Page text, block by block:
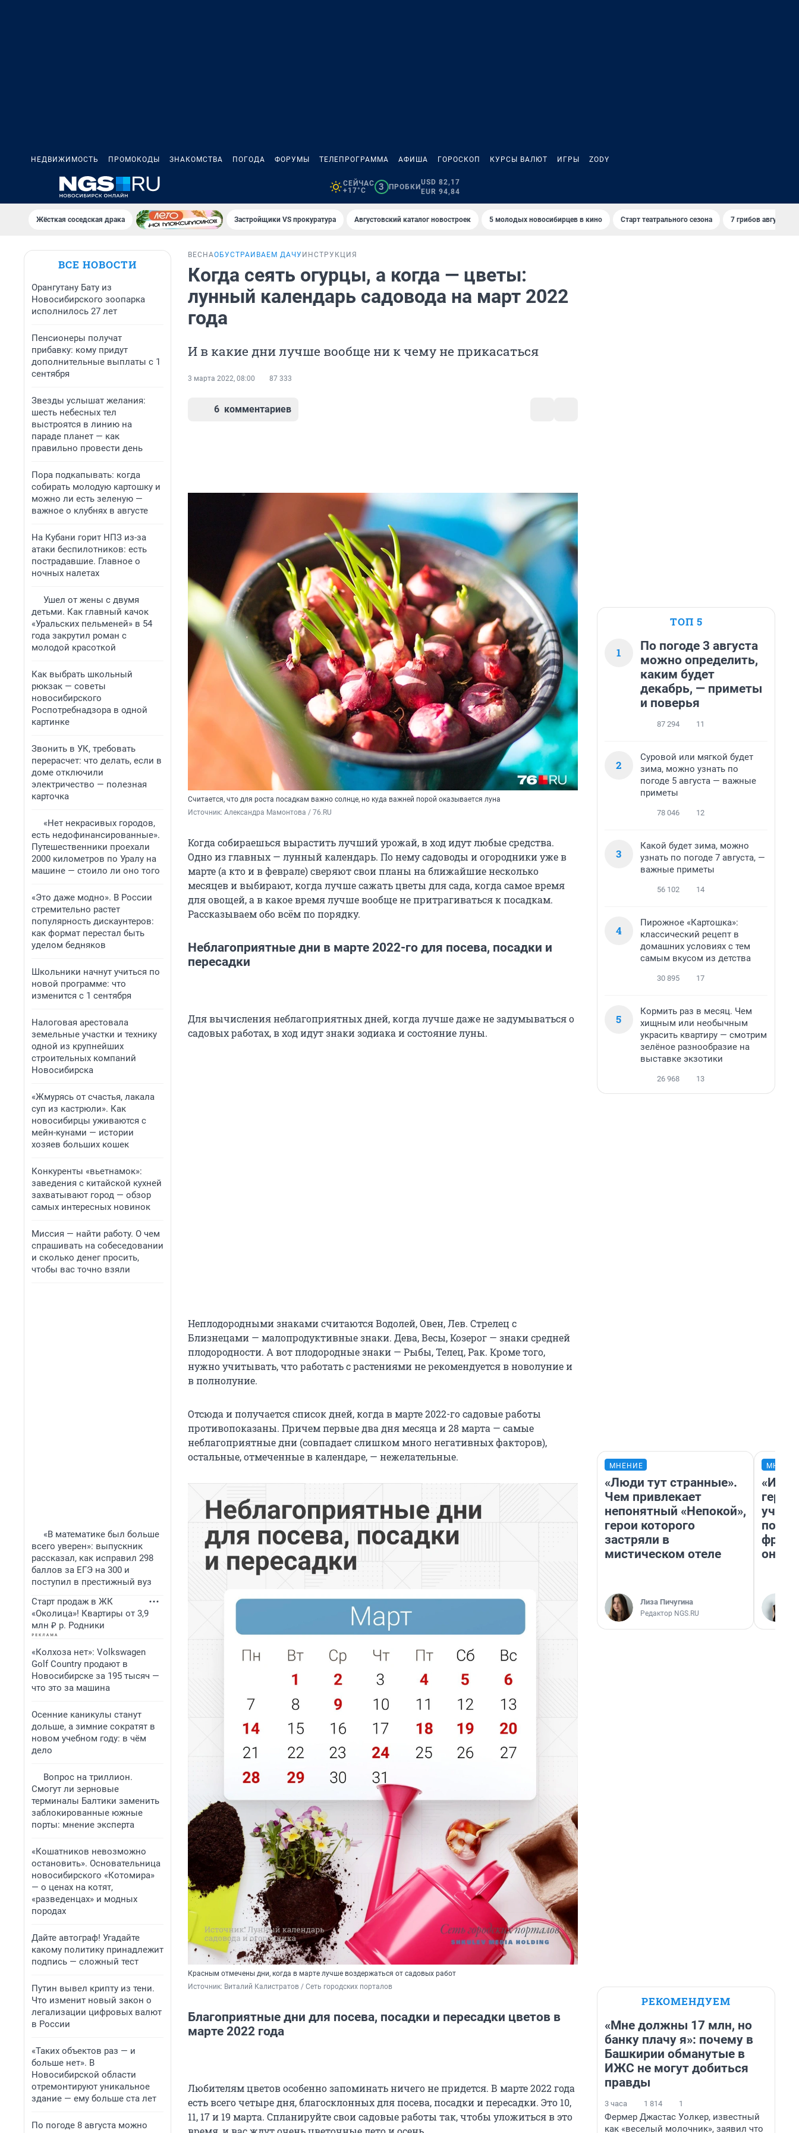
НЕДВИЖИМОСТЬ ПРОМОКОДЫ ЗНАКОМСТВА ПОГОДА ФОРУМЫ ТЕЛЕПРОГРАММА АФИША ГОРОСКОП КУРСЫ ВАЛЮТ ИГРЫ ZODY
СЕЙЧАС
+17°C
3 ПРОБКИ
USD 82,17
EUR 94,84
Жёсткая соседская драка Застройщики VS прокуратура Августовский каталог новостроек 5 молодых новосибирцев в кино Старт театрального сезона 7 грибов августа
ВСЕ НОВОСТИ
Орангутану Бату из
Новосибирского зоопарка
исполнилось 27 лет
Пенсионеры получат
прибавку: кому придут
дополнительные выплаты с 1
сентября
Звезды услышат желания:
шесть небесных тел
выстроятся в линию на
параде планет — как
правильно провести день
Пора подкапывать: когда
собирать молодую картошку и
можно ли есть зеленую —
важное о клубнях в августе
На Кубани горит НПЗ из-за
атаки беспилотников: есть
пострадавшие. Главное о
ночных налетах
Ушел от жены с двумя
детьми. Как главный качок
«Уральских пельменей» в 54
года закрутил роман с
молодой красоткой
Как выбрать школьный
рюкзак — советы
новосибирского
Роспотребнадзора в одной
картинке
Звонить в УК, требовать
перерасчет: что делать, если в
доме отключили
электричество — полезная
карточка
«Нет некрасивых городов,
есть недофинансированные».
Путешественники проехали
2000 километров по Уралу на
машине — стоило ли оно того
«Это даже модно». В России
стремительно растет
популярность дискаунтеров:
как формат перестал быть
уделом бедняков
Школьники начнут учиться по
новой программе: что
изменится с 1 сентября
Налоговая арестовала
земельные участки и технику
одной из крупнейших
строительных компаний
Новосибирска
«Жмурясь от счастья, лакала
суп из кастрюли». Как
новосибирцы уживаются с
мейн-кунами — истории
хозяев больших кошек
Конкуренты «вьетнамок»:
заведения с китайской кухней
захватывают город — обзор
самых интересных новинок
Миссия — найти работу. О чем
спрашивать на собеседовании
и сколько денег просить,
чтобы вас точно взяли
«В математике был больше
всего уверен»: выпускник
рассказал, как исправил 298
баллов за ЕГЭ на 300 и
поступил в престижный вуз
Старт продаж в ЖК
«Околица»! Квартиры от 3,9
млн ₽ р. Родники
«Колхоза нет»: Volkswagen
Golf Сountry продают в
Новосибирске за 195 тысяч —
что это за машина
Осенние каникулы станут
дольше, а зимние сократят в
новом учебном году: в чём
дело
Вопрос на триллион.
Смогут ли зерновые
терминалы Балтики заменить
заблокированные южные
порты: мнение эксперта
«Кошатников невозможно
остановить». Основательница
новосибирского «Котомира»
— о ценах на котят,
«разведенцах» и модных
породах
Дайте автограф! Угадайте
какому политику принадлежит
подпись — сложный тест
Путин вывел крипту из тени.
Что изменит новый закон о
легализации цифровых валют
в России
«Таких объектов раз — и
больше нет». В
Новосибирской области
отремонтируют уникальное
здание — ему больше ста лет
По погоде 8 августа можно
ВЕСНАОБУСТРАИВАЕМ ДАЧУ ИНСТРУКЦИЯ
Когда сеять огурцы, а когда — цветы:
лунный календарь садовода на март 2022
года
И в какие дни лучше вообще ни к чему не прикасаться
3 марта 2022, 08:00 87 333
6 комментариев
Считается, что для роста посадкам важно солнце, но куда важней порой оказывается луна
Источник: Александра Мамонтова / 76.RU
Когда собираешься вырастить лучший урожай, в ход идут любые средства.
Одно из главных — лунный календарь. По нему садоводы и огородники уже в
марте (а кто и в феврале) сверяют свои планы на ближайшие несколько
месяцев и выбирают, когда лучше сажать цветы для сада, когда самое время
для овощей, а в какое время лучше вообще не притрагиваться к посадкам.
Рассказываем обо всём по порядку.
Неблагоприятные дни в марте 2022-го для посева, посадки и
пересадки
Для вычисления неблагоприятных дней, когда лучше даже не задумываться о
садовых работах, в ход идут знаки зодиака и состояние луны.
Неплодородными знаками считаются Водолей, Овен, Лев. Стрелец с
Близнецами — малопродуктивные знаки. Дева, Весы, Козерог — знаки средней
плодородности. А вот плодородные знаки — Рыбы, Телец, Рак. Кроме того,
нужно учитывать, что работать с растениями не рекомендуется в новолуние и
в полнолуние.
Отсюда и получается список дней, когда в марте 2022-го садовые работы
противопоказаны. Причем первые два дня месяца и 28 марта — самые
неблагоприятные дни (совпадает слишком много негативных факторов),
остальные, отмеченные в календаре, — нежелательные.
Красным отмечены дни, когда в марте лучше воздержаться от садовых работ
Источник: Виталий Калистратов / Сеть городских порталов
Благоприятные дни для посева, посадки и пересадки цветов в
марте 2022 года
Любителям цветов особенно запоминать ничего не придется. В марте 2022 года
есть всего четыре дня, благосклонных для посева, посадки и пересадки. Это 10,
11, 17 и 19 марта. Спланируйте свои садовые работы так, чтобы уложиться в это
ТОП 5
1
По погоде 3 августа
можно определить,
каким будет
декабрь, — приметы
и поверья
87 294 11
2
Суровой или мягкой будет
зима, можно узнать по
погоде 5 августа — важные
приметы
78 046 12
3
Какой будет зима, можно
узнать по погоде 7 августа, —
важные приметы
56 102 14
4
Пирожное «Картошка»:
классический рецепт в
домашних условиях с тем
самым вкусом из детства
30 895 17
5
Кормить раз в месяц. Чем
хищным или необычным
украсить квартиру — смотрим
зелёное разнообразие на
выставке экзотики
26 968 13
МНЕНИЕ
«Люди тут странные».
Чем привлекает
непонятный «Непокой»,
герои которого
застряли в
мистическом отеле
Лиза Пичугина
Редактор NGS.RU
учит
она
РЕКОМЕНДУЕМ
«Мне должны 17 млн, но
банку плачу я»: почему в
Башкирии обманутые в
ИЖС не могут добиться
правды
3 часа 1 814 1
Фермер Джастас Уолкер, известный
как «веселый молочник», заявил что